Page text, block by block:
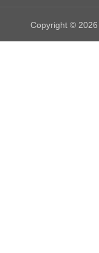
Copyright © 2026